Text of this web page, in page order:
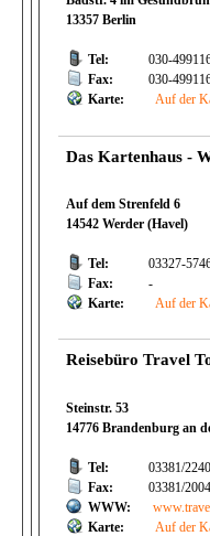
13357 Berlin
Tel:
030-
Fax:
030-
Karte:
Auf der
Das Kartenhaus -
Auf dem Strenfeld 6
14542 Werder (Havel)
Tel:
03327-
Fax:
-
Karte:
Auf der
Reisebüro Travel
Steinstr. 53
14776 Brandenburg an
Tel:
03381/
Fax:
03381/
WWW:
Karte:
Auf der